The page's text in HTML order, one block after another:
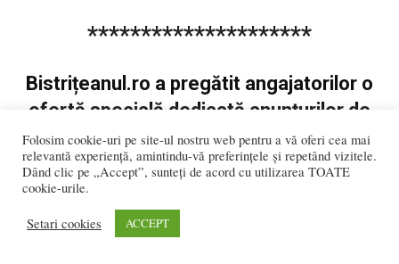
*********************
Bistrițeanul.ro a pregătit angajatorilor o
ofertă specială dedicată anunțurilor de
acest tip. Cere oferta printr-un mail pe
adresapublicitate@bistriteanul.rosau la
Folosim cookie-uri pe site-ul nostru web pentru a vă oferi cea mai
relevantă experiență, amintindu-vă preferințele și repetând vizitele.
Dând clic pe „Accept”, sunteți de acord cu utilizarea TOATE
cookie-urile.
Setari cookies ACCEPT